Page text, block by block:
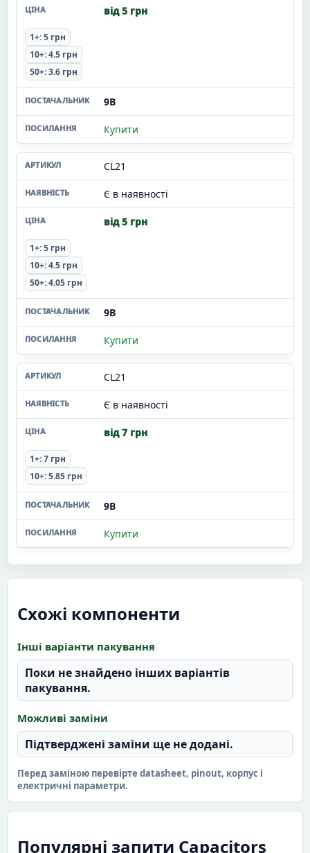
від 5 грн
1+: 5 грн
10+: 4.5 грн
50+: 3.6 грн
9В
Купити
CL21
Є в наявності
від 5 грн
1+: 5 грн
10+: 4.5 грн
50+: 4.05 грн
9В
Купити
CL21
Є в наявності
від 7 грн
1+: 7 грн
10+: 5.85 грн
9В
Купити
Схожі компоненти
Інші варіанти пакування
Поки не знайдено інших варіантів
пакування.
Можливі заміни
Підтверджені заміни ще не додані.
Перед заміною перевірте datasheet, pinout, корпус і
електричні параметри.
Популярні запити Capacitors